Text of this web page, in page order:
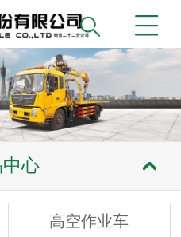
心
高空作业车